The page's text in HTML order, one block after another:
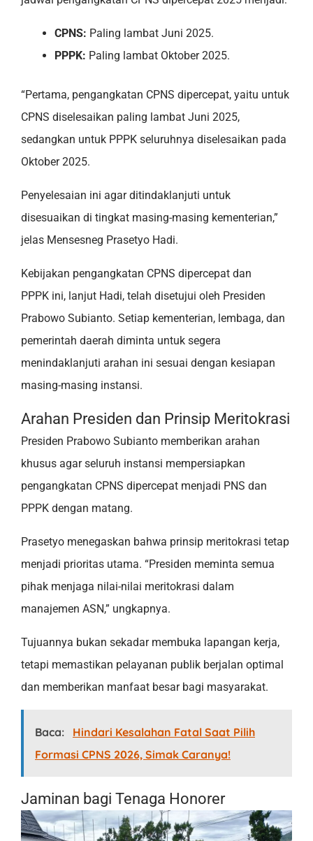
CPNS: Paling lambat Juni 2025.
PPPK: Paling lambat Oktober 2025.
“Pertama, pengangkatan CPNS dipercepat, yaitu untuk
CPNS diselesaikan paling lambat Juni 2025,
sedangkan untuk PPPK seluruhnya diselesaikan pada
Oktober 2025.
Penyelesaian ini agar ditindaklanjuti untuk
disesuaikan di tingkat masing-masing kementerian,”
jelas Mensesneg Prasetyo Hadi.
Kebijakan pengangkatan CPNS dipercepat dan
PPPK ini, lanjut Hadi, telah disetujui oleh Presiden
Prabowo Subianto. Setiap kementerian, lembaga, dan
pemerintah daerah diminta untuk segera
menindaklanjuti arahan ini sesuai dengan kesiapan
masing-masing instansi.
Arahan Presiden dan Prinsip Meritokrasi
Presiden Prabowo Subianto memberikan arahan
khusus agar seluruh instansi mempersiapkan
pengangkatan CPNS dipercepat menjadi PNS dan
PPPK dengan matang.
Prasetyo menegaskan bahwa prinsip meritokrasi tetap
menjadi prioritas utama. “Presiden meminta semua
pihak menjaga nilai-nilai meritokrasi dalam
manajemen ASN,” ungkapnya.
Tujuannya bukan sekadar membuka lapangan kerja,
tetapi memastikan pelayanan publik berjalan optimal
dan memberikan manfaat besar bagi masyarakat.
Baca:
Hindari Kesalahan Fatal Saat Pilih
Formasi CPNS 2026, Simak Caranya!
Jaminan bagi Tenaga Honorer